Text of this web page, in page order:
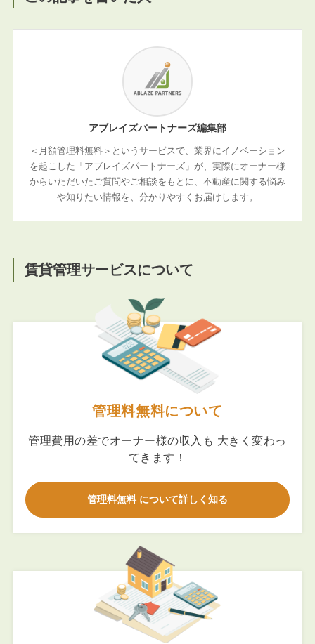
アブレイズパートナーズ編集部
＜月額管理料無料＞というサービスで、業界にイノベーション
を起こした「アブレイズパートナーズ」が、実際にオーナー様
からいただいたご質問やご相談をもとに、不動産に関する悩み
や知りたい情報を、分かりやすくお届けします。
賃貸管理サービスについて
管理料無料について
管理費用の差でオーナー様の収入も 大きく変わっ
てきます！
管理料無料 について詳しく知る